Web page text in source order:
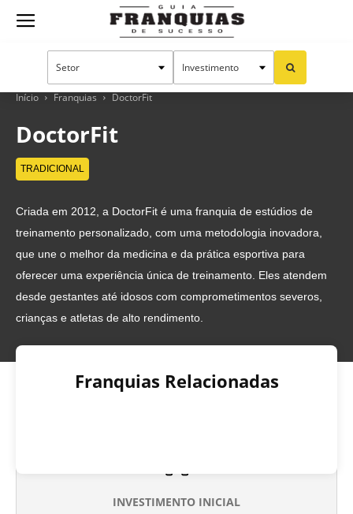
Guia
Franquias
Sucesso
Início Franquias DoctorFit
DoctorFit
TRADICIONAL
Criada em 2012, a DoctorFit é uma franquia de estúdios de
treinamento personalizado, com uma metodologia inovadora,
que une o melhor da medicina e da prática esportiva para
oferecer uma experiência única de treinamento. Eles atendem
desde gestantes até idosos com comprometimentos severos,
crianças e atletas de alto rendimento.
Franquias Relacionadas
INVESTIMENTO INICIAL